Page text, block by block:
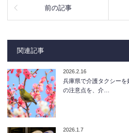
前の記事
関連記事
2026.2.16
兵庫県で介護タクシー
の注意点を、介…
2026.1.7